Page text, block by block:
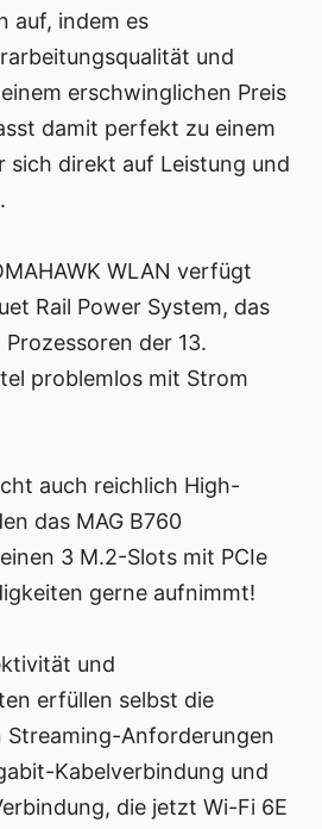
auf, indem es
und
erschwinglichen Preis
damit perfekt zu einem
sich direkt auf Leistung und
WLAN verfügt
Rail Power System, das
der 13.
problemlos mit Strom
auch reichlich High-
das MAG B760
3 M.2-Slots mit PCIe
gerne aufnimmt!
und
erfüllen selbst die
Streaming-Anforderungen
Kabelverbindung und
die jetzt Wi-Fi 6E